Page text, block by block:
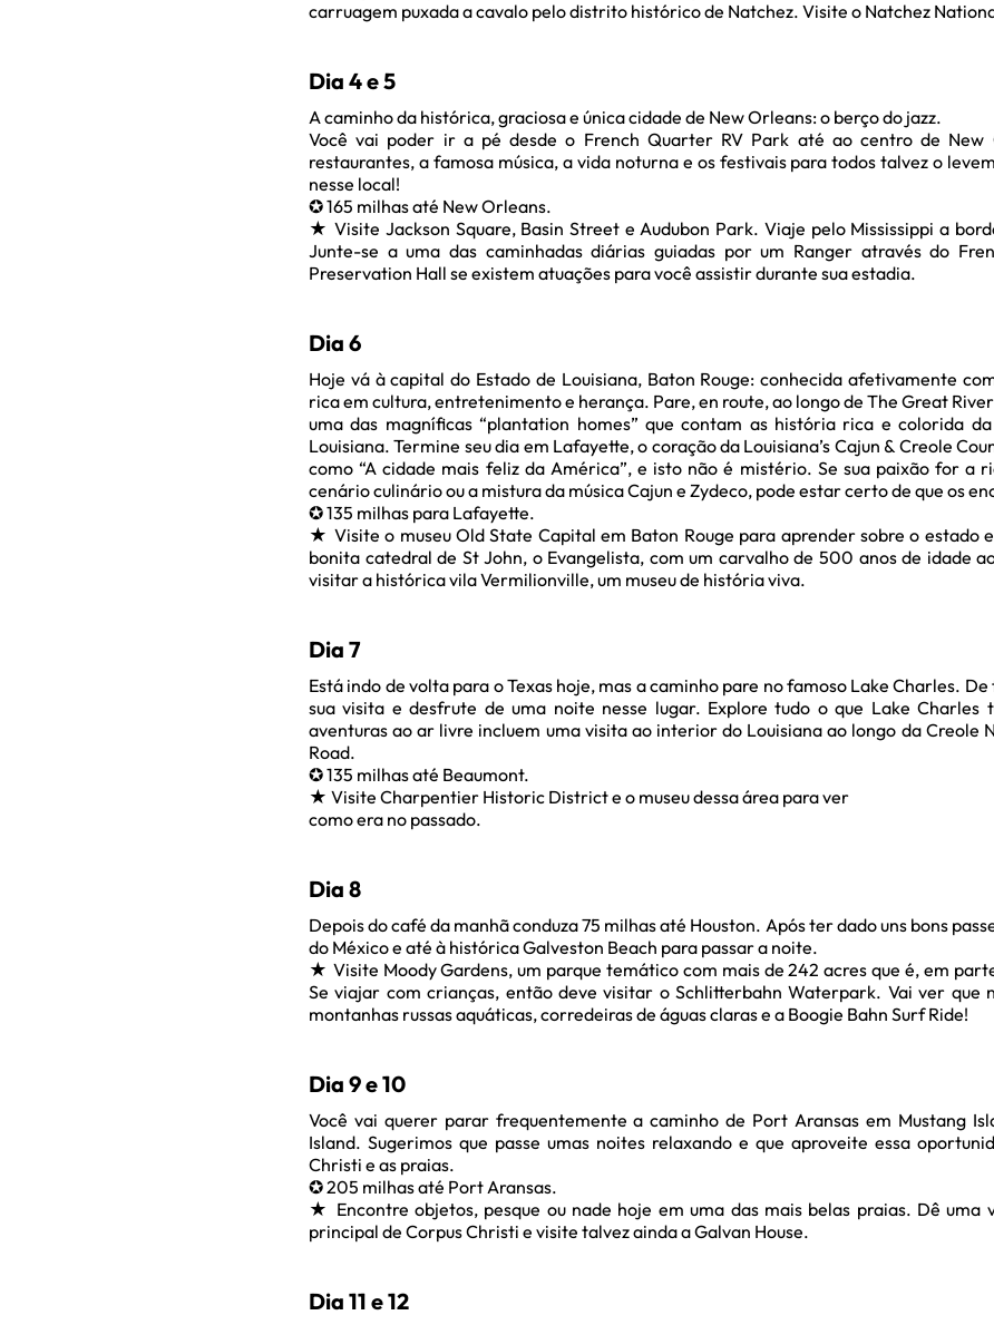
carruagem puxada a cavalo pelo distrito histórico de Natchez. Visite o Natchez
Dia 4 e 5
A caminho da histórica, graciosa e única cidade de New Orleans: o berço do jazz.
Você vai poder ir a pé desde o French Quarter RV Park até ao centro de New
restaurantes, a famosa música, a vida noturna e os festivais para todos talvez o
nesse local!
✪ 165 milhas até New Orleans.
★ Visite Jackson Square, Basin Street e Audubon Park. Viaje pelo Mississippi a
Junte-se a uma das caminhadas diárias guiadas por um Ranger através do
Preservation Hall se existem atuações para você assistir durante sua estadia.
Dia 6
Hoje vá à capital do Estado de Louisiana, Baton Rouge: conhecida afetivamente
rica em cultura, entretenimento e herança. Pare, en route, ao longo de The Great
uma das magníficas “plantation homes” que contam as história rica e colorida
Louisiana. Termine seu dia em Lafayette, o coração da Louisiana’s Cajun & Creole
como “A cidade mais feliz da América”, e isto não é mistério. Se sua paixão for a
cenário culinário ou a mistura da música Cajun e Zydeco, pode estar certo de que os
✪ 135 milhas para Lafayette.
★ Visite o museu Old State Capital em Baton Rouge para aprender sobre o estado
bonita catedral de St John, o Evangelista, com um carvalho de 500 anos de idade
visitar a histórica vila Vermilionville, um museu de história viva.
Dia 7
Está indo de volta para o Texas hoje, mas a caminho pare no famoso Lake Charles.
sua visita e desfrute de uma noite nesse lugar. Explore tudo o que Lake Charles
aventuras ao ar livre incluem uma visita ao interior do Louisiana ao longo da Creole
Road.
✪ 135 milhas até Beaumont.
★ Visite Charpentier Historic District e o museu dessa área para ver
como era no passado.
Dia 8
Depois do café da manhã conduza 75 milhas até Houston. Após ter dado uns bons
do México e até à histórica Galveston Beach para passar a noite.
★ Visite Moody Gardens, um parque temático com mais de 242 acres que é, em
Se viajar com crianças, então deve visitar o Schlitterbahn Waterpark. Vai ver que
montanhas russas aquáticas, corredeiras de águas claras e a Boogie Bahn Surf Ride!
Dia 9 e 10
Você vai querer parar frequentemente a caminho de Port Aransas em Mustang
Island. Sugerimos que passe umas noites relaxando e que aproveite essa
Christi e as praias.
✪ 205 milhas até Port Aransas.
★ Encontre objetos, pesque ou nade hoje em uma das mais belas praias. Dê uma
principal de Corpus Christi e visite talvez ainda a Galvan House.
Dia 11 e 12